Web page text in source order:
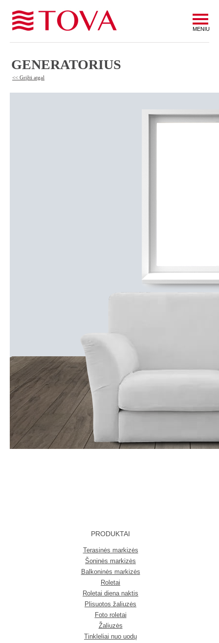
MENIU
GENERATORIUS
<< Grįžti atgal
PRODUKTAI
Terasinės markizės
Šoninės markizės
Balkoninės markizės
Roletai
Roletai diena naktis
Plisuotos žaliuzės
Foto roletai
Žaliuzės
Tinkleliai nuo uodų